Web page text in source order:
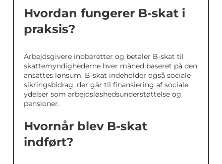
Hvordan fungerer B-skat i
praksis?
Arbejdsgivere indberetter og betaler B-skat til
skattemyndighederne hver måned baseret på den
ansattes lønsum. B-skat indeholder også sociale
sikringsbidrag, der går til finansiering af sociale
ydelser som arbejdsløshedsunderstøttelse og
pensioner.
Hvornår blev B-skat
indført?